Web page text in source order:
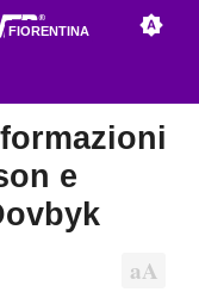
FIORENTINA
e